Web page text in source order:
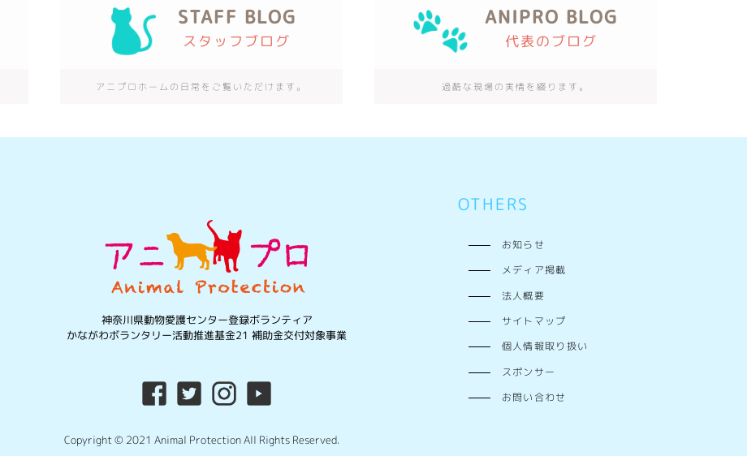
STAFF BLOG
スタッフブログ
アニプロホームの日常をご覧いただけます。
ANIPRO BLOG
代表のブログ
過酷な現場の実情を綴ります。
神奈川県動物愛護センター登録ボランティア
かながわボランタリー活動推進基金21 補助金交付対象事業
OTHERS
お知らせ
メディア掲載
法人概要
サイトマップ
個人情報取り扱い
スポンサー
お問い合わせ
Copyright © 2021 Animal Protection All Rights Reserved.